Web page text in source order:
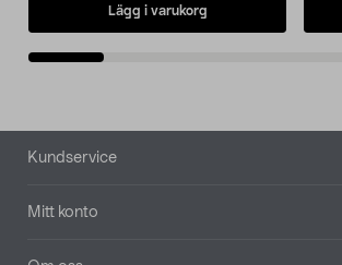
Lägg i varukorg
Sidfot
Kundservice
Mitt konto